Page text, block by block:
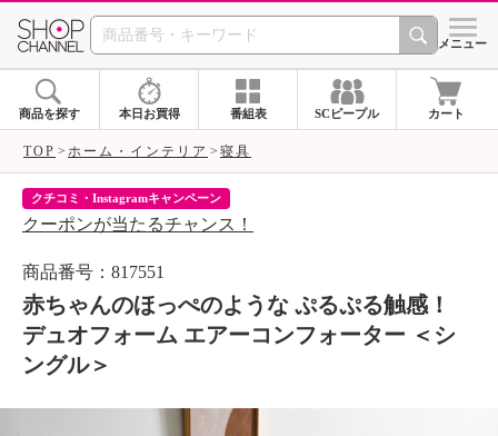
SHOP CHANNEL シメニュー
商品を探す 本日お買得 番組表 SCピープル カート
TOP ホーム・インテリア 寝具
クチコミ・Instagramキャンペーン
クーポンが当たるチャンス！
商品番号：817551
赤ちゃんのほっぺのような ぷるぷる触感！
デュオフォーム エアーコンフォーター ＜シ
ングル＞